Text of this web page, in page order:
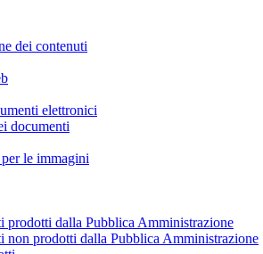
dei contenuti
elettronici
documenti
le immagini
prodotti dalla Pubblica Amministrazione
non prodotti dalla Pubblica Amministrazione